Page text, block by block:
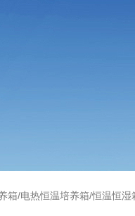
养箱/恒温恒湿箱/光照培养箱/二氧化碳培养箱